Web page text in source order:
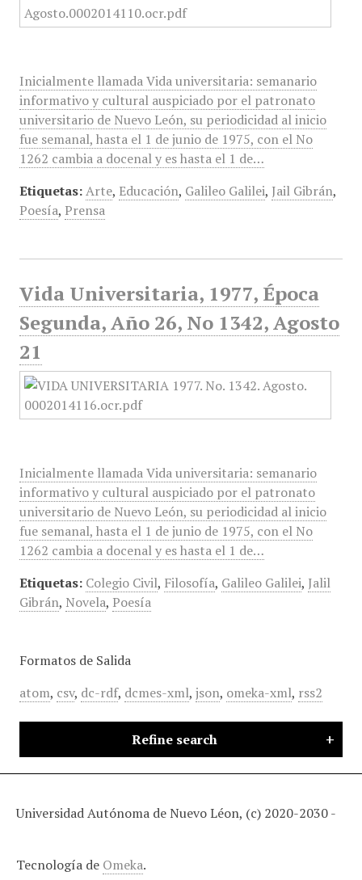
Inicialmente llamada Vida universitaria: semanario
informativo y cultural auspiciado por el patronato
universitario de Nuevo León, su periodicidad al inicio
fue semanal, hasta el 1 de junio de 1975, con el No
1262 cambia a docenal y es hasta el 1 de…
Etiquetas: Arte, Educación, Galileo Galilei, Jail Gibrán,
Poesía, Prensa
Vida Universitaria, 1977, Época
Segunda, Año 26, No 1342, Agosto
21
Inicialmente llamada Vida universitaria: semanario
informativo y cultural auspiciado por el patronato
universitario de Nuevo León, su periodicidad al inicio
fue semanal, hasta el 1 de junio de 1975, con el No
1262 cambia a docenal y es hasta el 1 de…
Etiquetas: Colegio Civil, Filosofía, Galileo Galilei, Jalil
Gibrán, Novela, Poesía
Formatos de Salida
atom, csv, dc-rdf, dcmes-xml, json, omeka-xml, rss2
Refine search
Universidad Autónoma de Nuevo Léon, (c) 2020-2030 -
Tecnología de Omeka.